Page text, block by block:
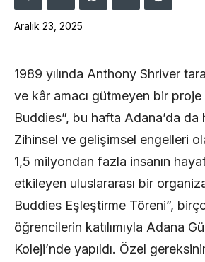
Aralık 23, 2025
1989 yılında Anthony Shriver
ve kâr amacı gütmeyen bir proje
Buddies”, bu hafta Adana’da da
Zihinsel ve gelişimsel engelleri
1,5 milyondan fazla insanın
etkileyen uluslararası bir
Buddies Eşleştirme Töreni”,
öğrencilerin katılımıyla Adana
Koleji’nde yapıldı. Özel